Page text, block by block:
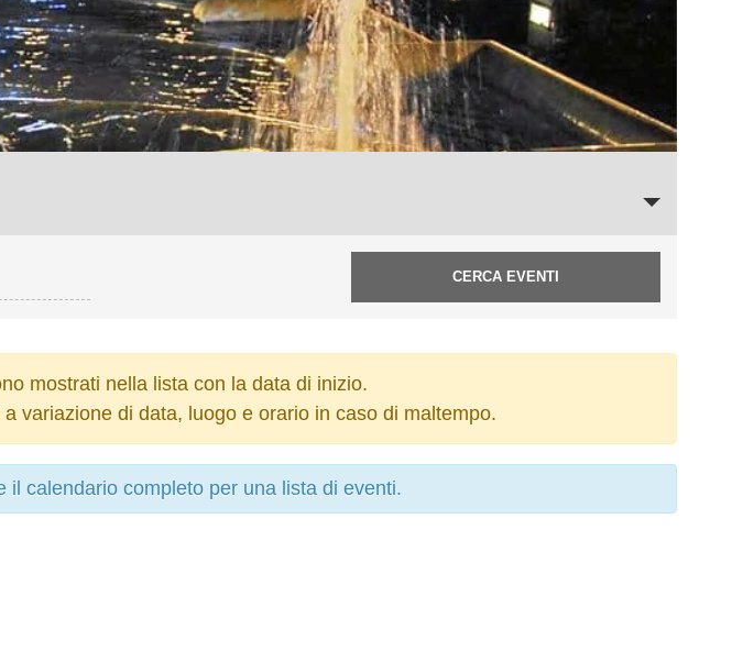
mostrati nella lista con la data di inizio.
variazione di data, luogo e orario in caso di maltempo.
calendario completo per una lista di eventi.